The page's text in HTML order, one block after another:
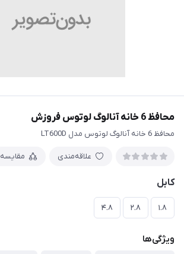
محافظ 6 خانه آنالوگ لوتوس فروزش
محافظ 6 خانه آنالوگ لوتوس مدل LT600D
علاقه‌مندی مقایسه
کابل
1.8
2.8
4.8
ویژگی‌ها